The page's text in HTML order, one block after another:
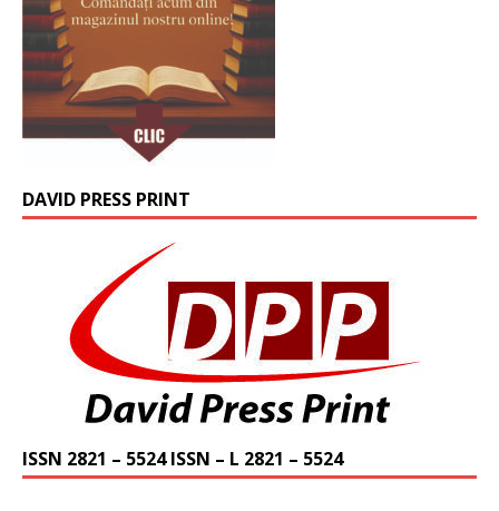
DAVID PRESS PRINT
ISSN 2821 – 5524 ISSN – L 2821 – 5524